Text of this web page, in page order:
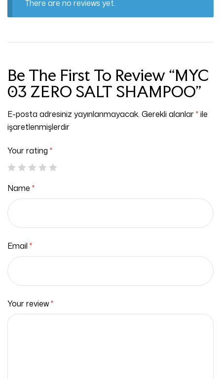
There are no reviews yet.
Be The First To Review “MYC
03 ZERO SALT SHAMPOO”
E-posta adresiniz yayınlanmayacak. Gerekli alanlar*ile
işaretlenmişlerdir
Your rating *
Your review*
Name *
Email *